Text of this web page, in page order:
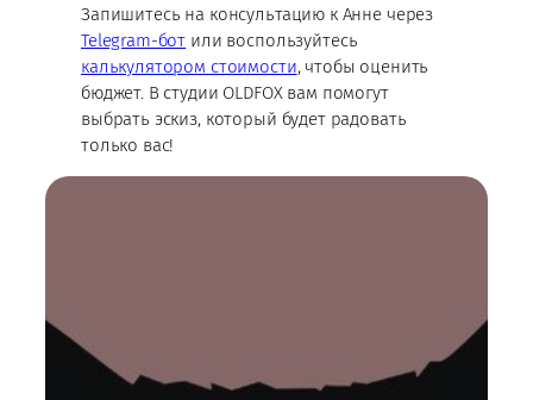
Запишитесь на консультацию к Анне через
Telegram-бот или воспользуйтесь
калькулятором стоимости, чтобы оценить
бюджет. В студии OLDFOX вам помогут
выбрать эскиз, который будет радовать
только вас!